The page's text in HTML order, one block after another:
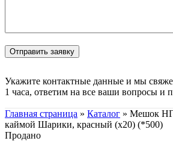
Укажите контактные данные и мы
1 часа, ответим на все ваши вопросы и
Главная страница » Каталог » Мешок НГ
каймой Шарики, красный (х20) (*500)
Продано